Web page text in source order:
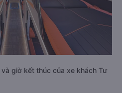
giờ kết thúc của xe khách Tư